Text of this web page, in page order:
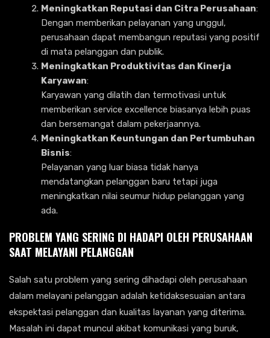
Meningkatkan Reputasi dan Citra Perusahaan:
Dengan memberikan pelayanan yang unggul,
perusahaan dapat membangun reputasi yang positif
di mata pelanggan dan publik.
Meningkatkan Produktivitas dan Kinerja
Karyawan:
Karyawan yang dilatih dan termotivasi untuk
memberikan service excellence biasanya lebih puas
dan bersemangat dalam pekerjaannya.
Meningkatkan Keuntungan dan Pertumbuhan
Bisnis:
Pelayanan yang luar biasa tidak hanya
mendatangkan pelanggan baru tetapi juga
meningkatkan nilai seumur hidup pelanggan yang
ada.
PROBLEM YANG SERING DI HADAPI OLEH PERUSAHAAN
SAAT MELAYANI PELANGGAN
Salah satu problem yang sering dihadapi oleh perusahaan
dalam melayani pelanggan adalah ketidaksesuaian antara
ekspektasi pelanggan dan kualitas layanan yang diterima.
Masalah ini dapat muncul akibat komunikasi yang buruk,